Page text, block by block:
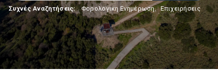
Συχνές Αναζητήσεις: Φορολογικη Ενημέρωση, Επιχειρήσεις